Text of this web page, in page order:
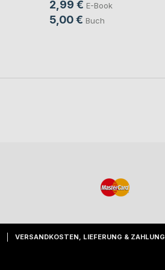
2,99 € E-Book
5,00 € Buch
VERSANDKOSTEN, LIEFERUNG & ZAHLUNG